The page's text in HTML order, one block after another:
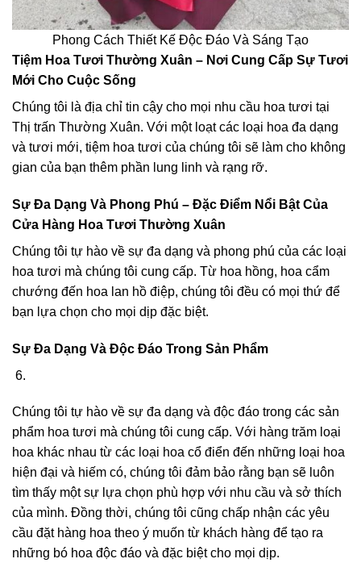
Phong Cách Thiết Kế Độc Đáo Và Sáng Tạo
Tiệm Hoa Tươi Thường Xuân – Nơi Cung Cấp Sự Tươi
Mới Cho Cuộc Sống
Chúng tôi là địa chỉ tin cậy cho mọi nhu cầu hoa tươi tại
Thị trấn Thường Xuân. Với một loạt các loại hoa đa dạng
và tươi mới, tiệm hoa tươi của chúng tôi sẽ làm cho không
gian của bạn thêm phần lung linh và rạng rỡ.
Sự Đa Dạng Và Phong Phú – Đặc Điểm Nổi Bật Của
Cửa Hàng Hoa Tươi Thường Xuân
Chúng tôi tự hào về sự đa dạng và phong phú của các loại
hoa tươi mà chúng tôi cung cấp. Từ hoa hồng, hoa cẩm
chướng đến hoa lan hồ điệp, chúng tôi đều có mọi thứ để
bạn lựa chọn cho mọi dịp đặc biệt.
Sự Đa Dạng Và Độc Đáo Trong Sản Phẩm
Chúng tôi tự hào về sự đa dạng và độc đáo trong các sản
phẩm hoa tươi mà chúng tôi cung cấp. Với hàng trăm loại
hoa khác nhau từ các loại hoa cổ điển đến những loại hoa
hiện đại và hiếm có, chúng tôi đảm bảo rằng bạn sẽ luôn
tìm thấy một sự lựa chọn phù hợp với nhu cầu và sở thích
của mình. Đồng thời, chúng tôi cũng chấp nhận các yêu
cầu đặt hàng hoa theo ý muốn từ khách hàng để tạo ra
những bó hoa độc đáo và đặc biệt cho mọi dịp.